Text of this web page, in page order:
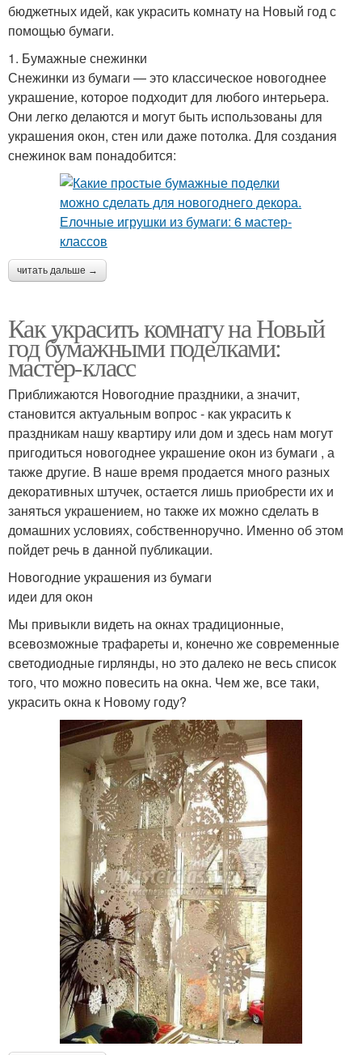
бюджетных идей, как украсить комнату на Новый год с
помощью бумаги.
1. Бумажные снежинки
Снежинки из бумаги — это классическое новогоднее
украшение, которое подходит для любого интерьера.
Они легко делаются и могут быть использованы для
украшения окон, стен или даже потолка. Для создания
снежинок вам понадобится:
читать дальше →
Как украсить комнату на Новый
год бумажными поделками:
мастер-класс
Приближаются Новогодние праздники, а значит,
становится актуальным вопрос - как украсить к
праздникам нашу квартиру или дом и здесь нам могут
пригодиться новогоднее украшение окон из бумаги , а
также другие. В наше время продается много разных
декоративных штучек, остается лишь приобрести их и
заняться украшением, но также их можно сделать в
домашних условиях, собственноручно. Именно об этом
пойдет речь в данной публикации.
Новогодние украшения из бумаги
идеи для окон
Мы привыкли видеть на окнах традиционные,
всевозможные трафареты и, конечно же современные
светодиодные гирлянды, но это далеко не весь список
того, что можно повесить на окна. Чем же, все таки,
украсить окна к Новому году?